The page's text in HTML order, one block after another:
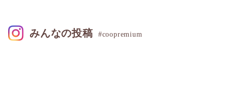
みんなの投稿 #coopremium